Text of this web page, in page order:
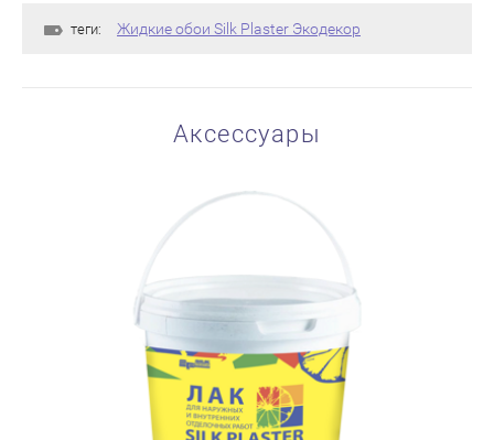
теги: Жидкие обои Silk Plaster Экодекор
Аксессуары